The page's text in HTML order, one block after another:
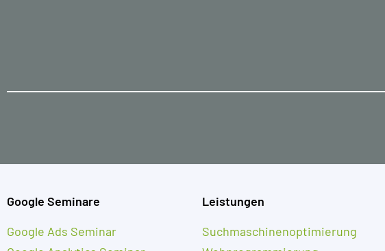
Google Seminare
Google Ads Seminar
Leistungen
Suchmaschinenoptimierung